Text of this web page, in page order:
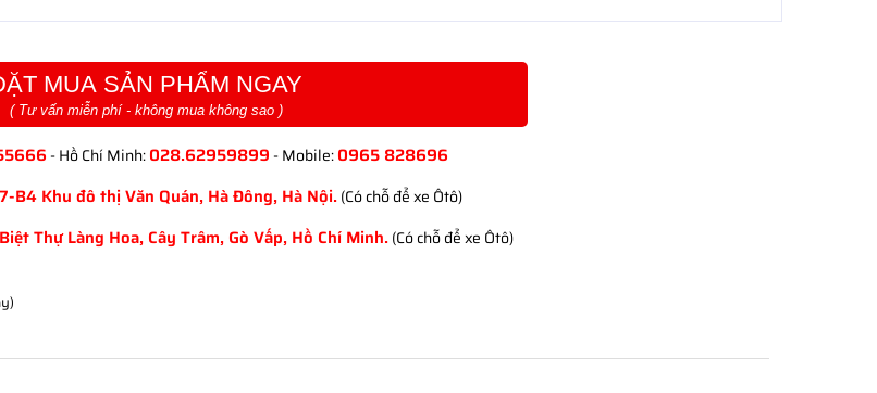
MUA SẢN PHẨM NGAY
( Tư vấn miễn phí - không mua không sao )
- Hồ Chí Minh:028.62959899 - Mobile:0965 828696
B4 Khu đô thị Văn Quán, Hà Đông, Hà Nội.(Có chỗ để xe Ôtô)
Thự Làng Hoa, Cây Trâm, Gò Vấp, Hồ Chí Minh.(Có chỗ để xe Ôtô)